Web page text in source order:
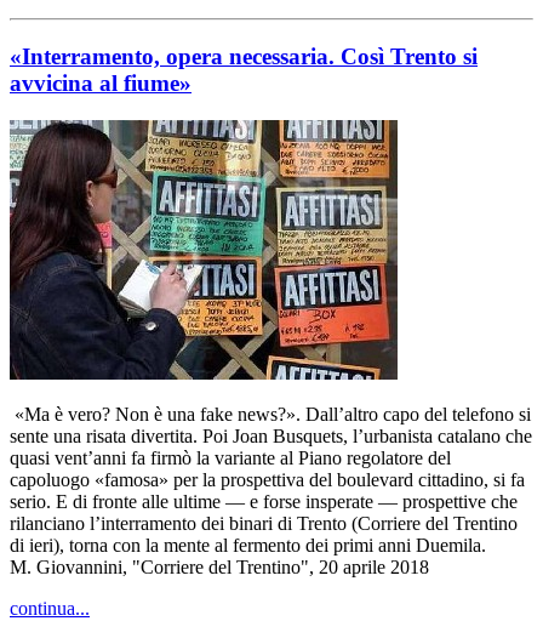
«Interramento, opera necessaria. Così Trento si
avvicina al fiume»
«Ma è vero? Non è una fake news?». Dall’altro capo del telefono si
sente una risata divertita. Poi Joan Busquets, l’urbanista catalano che
quasi vent’anni fa firmò la variante al Piano regolatore del
capoluogo «famosa» per la prospettiva del boulevard cittadino, si fa
serio. E di fronte alle ultime — e forse insperate — prospettive che
rilanciano l’interramento dei binari di Trento (Corriere del Trentino
di ieri), torna con la mente al fermento dei primi anni Duemila.
M. Giovannini, "Corriere del Trentino", 20 aprile 2018
continua...